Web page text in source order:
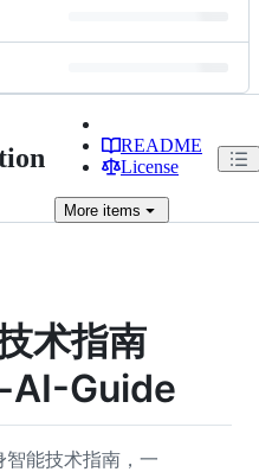
README
License
More items
术指南
AI-Guide
能技术指南，一